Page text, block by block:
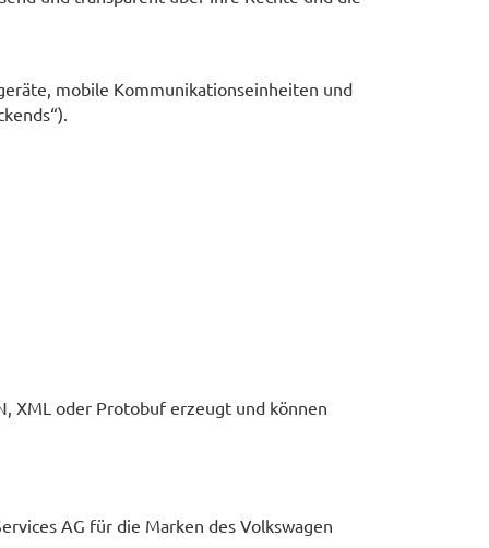
mobile Kommunikationseinheiten und
XML oder Protobuf erzeugt und können
AG für die Marken des Volkswagen